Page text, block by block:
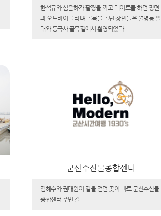
한석규와 심은하가 팔짱을 끼고 데이트를 하던 장면
과 오토바이를 타며 골목을 돌던 장면들은 월명동 일
대와 동국사 골목길에서 촬영되었다.
군산수산물종합센터
김혜수와 권태원이 길을 걷던 곳이 바로 군산수산물
종합센터 주변 길